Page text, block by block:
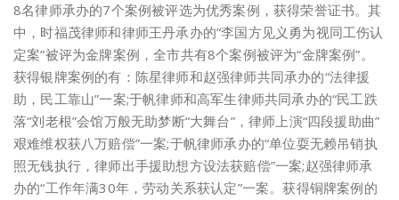
8名律师承办的7个案例被评选为优秀案例，获得荣誉证书。其
中，时福茂律师和律师王丹承办的“李国方见义勇为视同工伤认
定案”被评为金牌案例，全市共有8个案例被评为“金牌案例”。
获得银牌案例的有：陈星律师和赵强律师共同承办的“法律援
助，民工靠山”一案;于帆律师和高军生律师共同承办的“民工跌
落“刘老根”会馆万般无助梦断“大舞台”，律师上演“四段援助曲”
艰难维权获八万赔偿”一案;于帆律师承办的“单位耍无赖吊销执
照无钱执行，律师出手援助想方设法获赔偿”一案;赵强律师承
办的“工作年满30年，劳动关系获认定”一案。获得铜牌案例的